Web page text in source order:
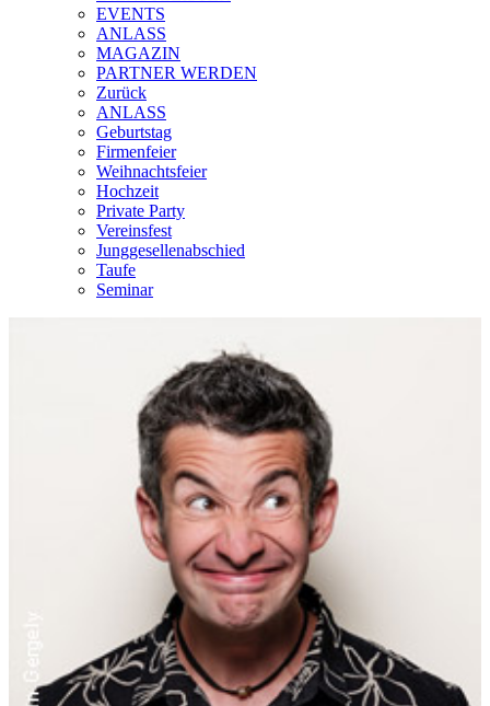
EVENTS
ANLASS
MAGAZIN
PARTNER WERDEN
Zurück
ANLASS
Geburtstag
Firmenfeier
Weihnachtsfeier
Hochzeit
Private Party
Vereinsfest
Junggesellenabschied
Taufe
Seminar